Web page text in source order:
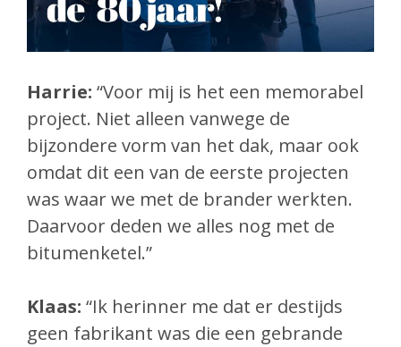
Harrie: “Voor mij is het een memorabel
project. Niet alleen vanwege de
bijzondere vorm van het dak, maar ook
omdat dit een van de eerste projecten
was waar we met de brander werkten.
Daarvoor deden we alles nog met de
bitumenketel.”
Klaas: “Ik herinner me dat er destijds
geen fabrikant was die een gebrande